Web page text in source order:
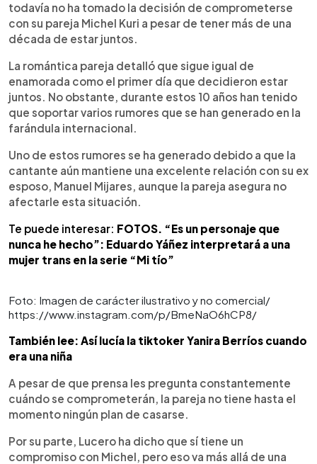
todavía no ha tomado la decisión de comprometerse
con su pareja Michel Kuri a pesar de tener más de una
década de estar juntos.
La romántica pareja detalló que sigue igual de
enamorada como el primer día que decidieron estar
juntos. No obstante, durante estos 10 años han tenido
que soportar varios rumores que se han generado en la
farándula internacional.
Uno de estos rumores se ha generado debido a que la
cantante aún mantiene una excelente relación con su ex
esposo, Manuel Mijares, aunque la pareja asegura no
afectarle esta situación.
Te puede interesar: FOTOS. “Es un personaje que
nunca he hecho”: Eduardo Yáñez interpretará a una
mujer trans en la serie “Mi tío”
Foto: Imagen de carácter ilustrativo y no comercial/
https://www.instagram.com/p/BmeNaO6hCP8/
También lee: Así lucía la tiktoker Yanira Berríos cuando
era una niña
A pesar de que prensa les pregunta constantemente
cuándo se comprometerán, la pareja no tiene hasta el
momento ningún plan de casarse.
Por su parte, Lucero ha dicho que sí tiene un
compromiso con Michel, pero eso va más allá de una